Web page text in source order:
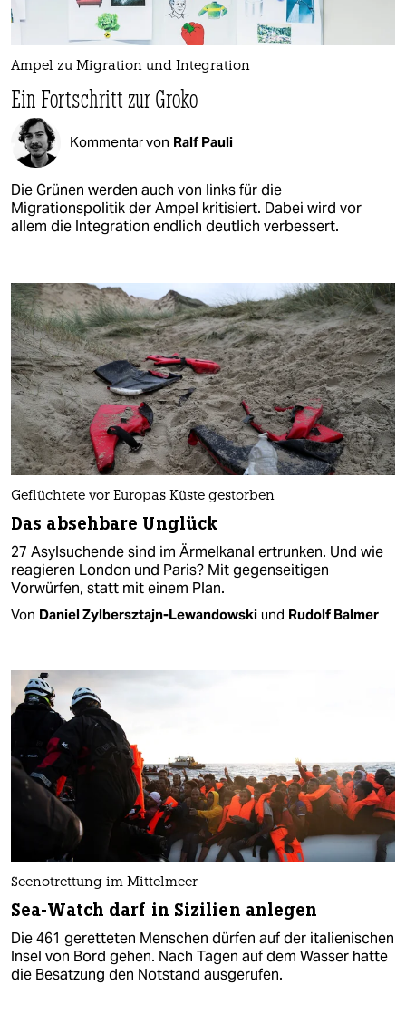
Ampel zu Migration und Integration
Ein Fortschritt zur Groko
Kommentar von Ralf Pauli
Die Grünen werden auch von links für die
Migrationspolitik der Ampel kritisiert. Dabei wird vor
allem die Integration endlich deutlich verbessert.
Geflüchtete vor Europas Küste gestorben
Das absehbare Unglück
27 Asylsuchende sind im Ärmelkanal ertrunken. Und wie
reagieren London und Paris? Mit gegenseitigen
Vorwürfen, statt mit einem Plan.
Von Daniel Zylbersztajn-Lewandowski und Rudolf Balmer
Seenotrettung im Mittelmeer
Sea-Watch darf in Sizilien anlegen
Die 461 geretteten Menschen dürfen auf der italienischen
Insel von Bord gehen. Nach Tagen auf dem Wasser hatte
die Besatzung den Notstand ausgerufen.